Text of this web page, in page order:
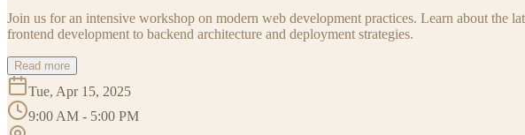
Join us for an intensive workshop on modern web development practices. Learn about the
frontend development to backend architecture and deployment strategies.
Read more
Tue, Apr 15, 2025
9:00 AM - 5:00 PM